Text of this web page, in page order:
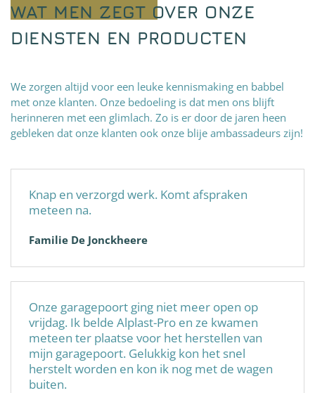
WAT MEN ZEGT OVER ONZE
DIENSTEN EN PRODUCTEN
We zorgen altijd voor een leuke kennismaking en babbel
met onze klanten. Onze bedoeling is dat men ons blijft
herinneren met een glimlach. Zo is er door de jaren heen
gebleken dat onze klanten ook onze blije ambassadeurs zijn!
Knap en verzorgd werk. Komt afspraken
meteen na.
Familie De Jonckheere
Onze garagepoort ging niet meer open op
vrijdag. Ik belde Alplast-Pro en ze kwamen
meteen ter plaatse voor het herstellen van
mijn garagepoort. Gelukkig kon het snel
herstelt worden en kon ik nog met de wagen
buiten.